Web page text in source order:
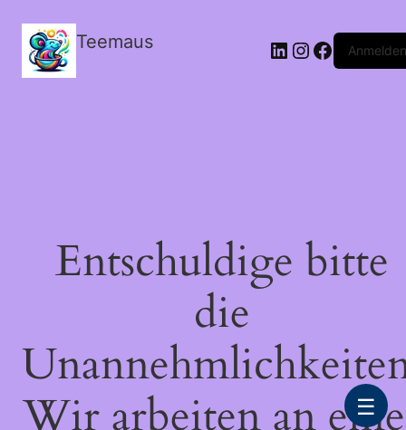
Teemaus LinkedIn
Instagram
FacebookAnmelden
Entschuldige bitte
die
Wir arbeiten an
☰